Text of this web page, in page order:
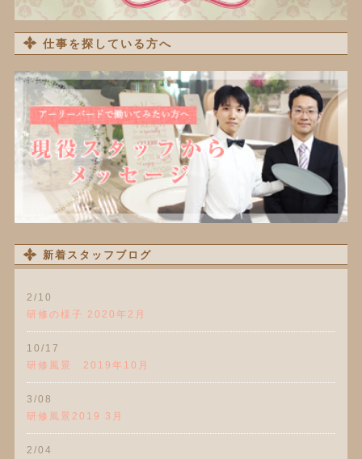
仕事を探している方へ
新着スタッフブログ
2/10
研修の様子 2020年2月
10/17
研修風景 2019年10月
3/08
研修風景2019 3月
2/04